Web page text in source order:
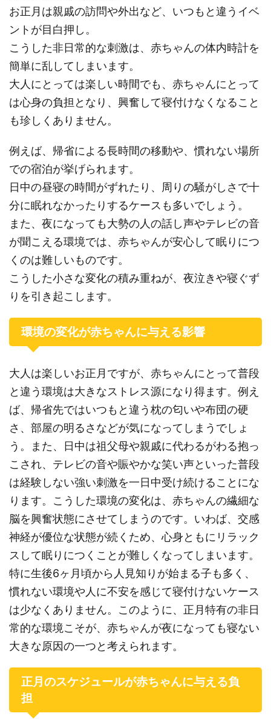
お正月は親戚の訪問や外出など、いつもと違うイベ
ントが目白押し。
こうした非日常的な刺激は、赤ちゃんの体内時計を
簡単に乱してしまいます。
大人にとっては楽しい時間でも、赤ちゃんにとって
は心身の負担となり、興奮して寝付けなくなること
も珍しくありません。
例えば、帰省による長時間の移動や、慣れない場所
での宿泊が挙げられます。
日中の昼寝の時間がずれたり、周りの騒がしさで十
分に眠れなかったりするケースも多いでしょう。
また、夜になっても大勢の人の話し声やテレビの音
が聞こえる環境では、赤ちゃんが安心して眠りにつ
くのは難しいものです。
こうした小さな変化の積み重ねが、夜泣きや寝ぐず
りを引き起こします。
環境の変化が赤ちゃんに与える影響
大人は楽しいお正月ですが、赤ちゃんにとって普段
と違う環境は大きなストレス源になり得ます。例え
ば、帰省先ではいつもと違う枕の匂いや布団の硬
さ、部屋の明るさなどが気になってしまうでしょ
う。また、日中は祖父母や親戚に代わるがわる抱っ
こされ、テレビの音や賑やかな笑い声といった普段
は経験しない強い刺激を一日中受け続けることにな
ります。こうした環境の変化は、赤ちゃんの繊細な
脳を興奮状態にさせてしまうのです。いわば、交感
神経が優位な状態が続くため、心身ともにリラック
スして眠りにつくことが難しくなってしまいます。
特に生後6ヶ月頃から人見知りが始まる子も多く、
慣れない環境や人に不安を感じて寝付けないケース
は少なくありません。このように、正月特有の非日
常的な環境こそが、赤ちゃんが夜になっても寝ない
大きな原因の一つと考えられます。
正月のスケジュールが赤ちゃんに与える負
担